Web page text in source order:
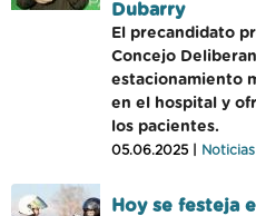
Dubarry
El precandidato
Concejo
estacionamiento
en el hospital y
los pacientes.
05.06.2025 | Noticias
Hoy se festeja